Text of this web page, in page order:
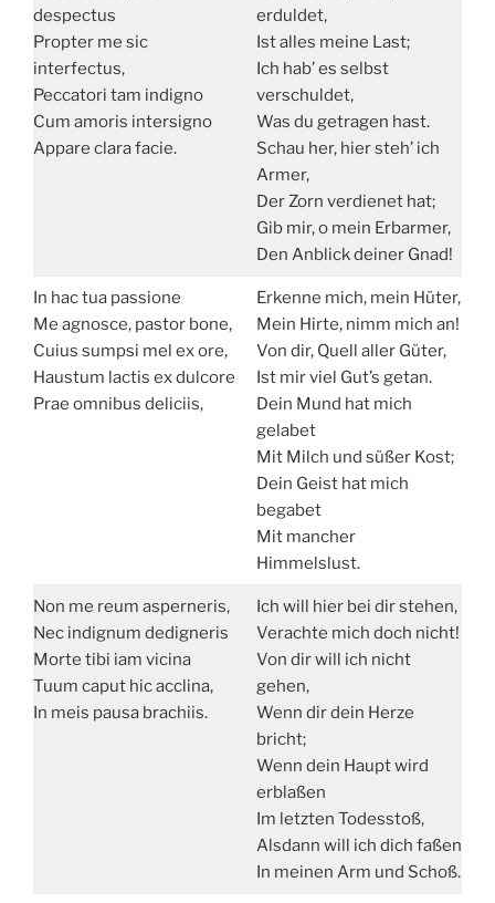
despectus
Propter me sic
interfectus,
Peccatori tam indigno
Cum amoris intersigno
Appare clara facie.
erduldet,
Ist alles meine Last;
Ich hab’ es selbst
verschuldet,
Was du getragen hast.
Schau her, hier steh’ ich
Armer,
Der Zorn verdienet hat;
Gib mir, o mein Erbarmer,
Den Anblick deiner Gnad!
In hac tua passione
Me agnosce, pastor bone,
Cuius sumpsi mel ex ore,
Haustum lactis ex dulcore
Prae omnibus deliciis,
Erkenne mich, mein Hüter,
Mein Hirte, nimm mich an!
Von dir, Quell aller Güter,
Ist mir viel Gut’s getan.
Dein Mund hat mich
gelabet
Mit Milch und süßer Kost;
Dein Geist hat mich
begabet
Mit mancher
Himmelslust.
Non me reum asperneris,
Nec indignum dedigneris
Morte tibi iam vicina
Tuum caput hic acclina,
In meis pausa brachiis.
Ich will hier bei dir stehen,
Verachte mich doch nicht!
Von dir will ich nicht
gehen,
Wenn dir dein Herze
bricht;
Wenn dein Haupt wird
erblaßen
Im letzten Todesstoß,
Alsdann will ich dich faßen
In meinen Arm und Schoß.